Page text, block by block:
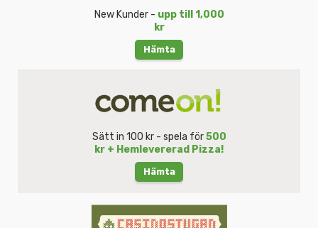
New Kunder - upp till 1,000
kr
Hämta
Sätt in 100 kr - spela för500
kr + Hemlevererad Pizza!
Hämta